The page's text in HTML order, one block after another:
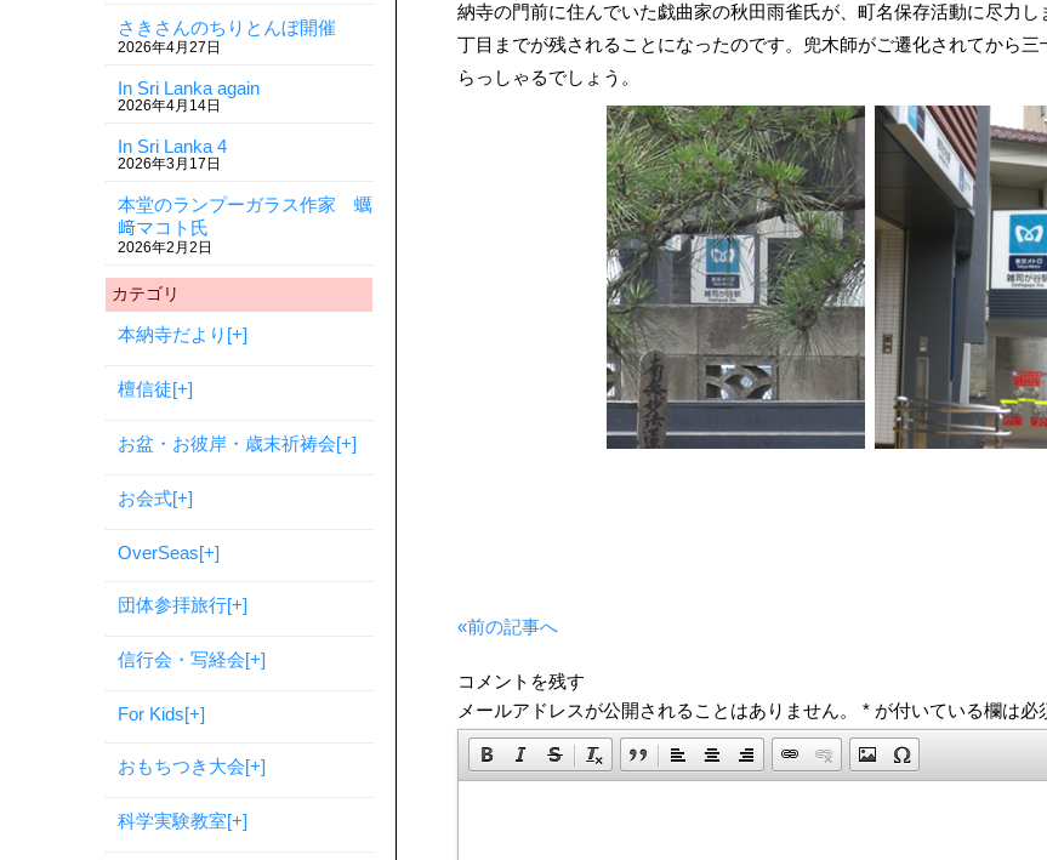
さきさんのちりとんぼ開催
2026年4月27日
In Sri Lanka again
2026年4月14日
In Sri Lanka 4
2026年3月17日
本堂のランプーガラス作家 蠣
﨑マコト氏
2026年2月2日
カテゴリ
本納寺だより [+]
檀信徒[+]
お盆・お彼岸・歳末祈祷会[+]
お会式[+]
OverSeas[+]
団体参拝旅行[+]
信行会・写経会[+]
For Kids[+]
おもちつき大会[+]
科学実験教室[+]
納寺の門前に住んでいた戯曲家の秋田雨雀氏が、町名保存活動に尽力
丁目までが残されることになったのです。兜木師がご遷化されてから
らっしゃるでしょう。
«前の記事へ
コメントを残す
メールアドレスが公開されることはありません。
* が付いている欄は必